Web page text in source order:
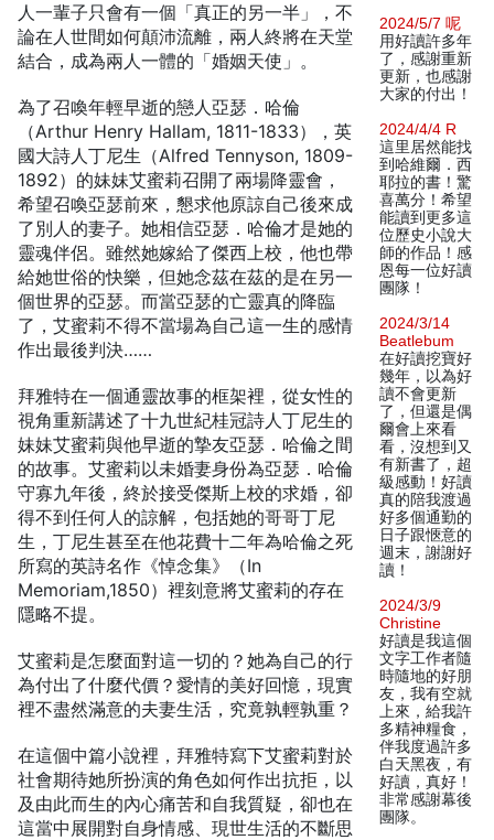
人一輩子只會有一個「真正的另一半」，不
論在人世間如何顛沛流離，兩人終將在天堂
結合，成為兩人一體的「婚姻天使」。
為了召喚年輕早逝的戀人亞瑟．哈倫
（Arthur Henry Hallam, 1811-1833），英
國大詩人丁尼生（Alfred Tennyson, 1809-
1892）的妹妹艾蜜莉召開了兩場降靈會，
希望召喚亞瑟前來，懇求他原諒自己後來成
了別人的妻子。她相信亞瑟．哈倫才是她的
靈魂伴侶。雖然她嫁給了傑西上校，他也帶
給她世俗的快樂，但她念茲在茲的是在另一
個世界的亞瑟。而當亞瑟的亡靈真的降臨
了，艾蜜莉不得不當場為自己這一生的感情
作出最後判決……
拜雅特在一個通靈故事的框架裡，從女性的
視角重新講述了十九世紀桂冠詩人丁尼生的
妹妹艾蜜莉與他早逝的摯友亞瑟．哈倫之間
的故事。艾蜜莉以未婚妻身份為亞瑟．哈倫
守寡九年後，終於接受傑斯上校的求婚，卻
得不到任何人的諒解，包括她的哥哥丁尼
生，丁尼生甚至在他花費十二年為哈倫之死
所寫的英詩名作《悼念集》（In
Memoriam,1850）裡刻意將艾蜜莉的存在
隱略不提。
艾蜜莉是怎麼面對這一切的？她為自己的行
為付出了什麼代價？愛情的美好回憶，現實
裡不盡然滿意的夫妻生活，究竟孰輕孰重？
在這個中篇小說裡，拜雅特寫下艾蜜莉對於
社會期待她所扮演的角色如何作出抗拒，以
及由此而生的內心痛苦和自我質疑，卻也在
這當中展開對自身情感、現世生活的不斷思
2024/5/7 呢
用好讀許多年
了，感謝重新
更新，也感謝
大家的付出！
2024/4/4 R
這里居然能找
到哈維爾．西
耶拉的書！驚
喜萬分！希望
能讀到更多這
位歷史小說大
師的作品！感
恩每一位好讀
團隊！
2024/3/14
Beatlebum
在好讀挖寶好
幾年，以為好
讀不會更新
了，但還是偶
爾會上來看
看，沒想到又
有新書了，超
級感動！好讀
真的陪我渡過
好多個通勤的
日子跟愜意的
週末，謝謝好
讀！
2024/3/9
Christine
好讀是我這個
文字工作者隨
時隨地的好朋
友，我有空就
上來，給我許
多精神糧食，
伴我度過許多
白天黑夜，有
好讀，真好！
非常感謝幕後
團隊。